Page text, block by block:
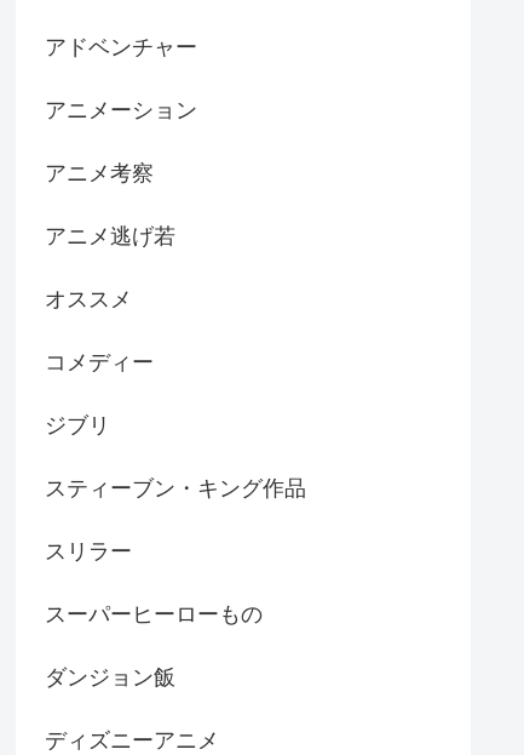
アドベンチャー
アニメーション
アニメ考察
アニメ逃げ若
オススメ
コメディー
ジブリ
スティーブン・キング作品
スリラー
スーパーヒーローもの
ダンジョン飯
ディズニーアニメ